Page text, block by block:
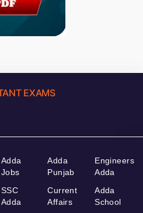
EXAMS
Adda
Jobs
SSC
Adda
Adda
Punjab
Current
Affairs
Engineers
Adda
Adda
School